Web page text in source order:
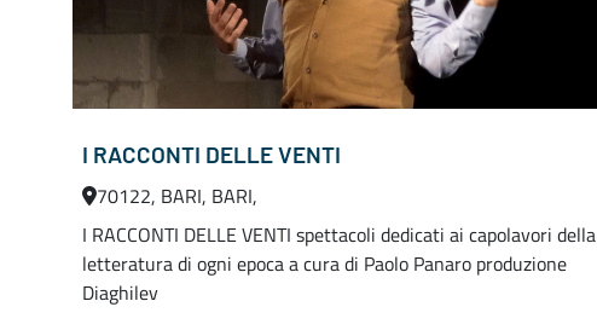
I RACCONTI DELLE VENTI
70122, BARI, BARI,
I RACCONTI DELLE VENTI spettacoli dedicati ai capolavori della
letteratura di ogni epoca a cura di Paolo Panaro produzione
Diaghilev